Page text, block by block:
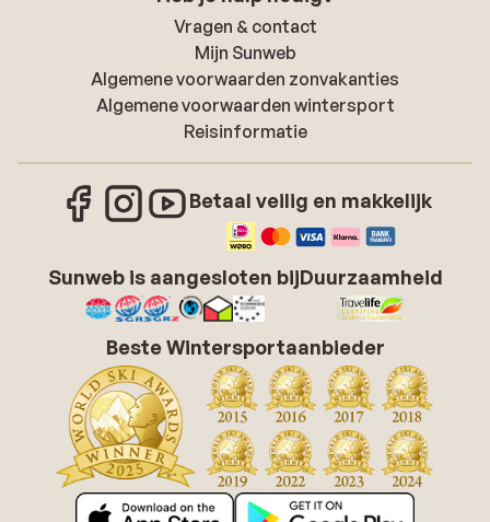
Vragen & contact
Mijn Sunweb
Algemene voorwaarden zonvakanties
Algemene voorwaarden wintersport
Reisinformatie
Betaal veilig en makkelijk
Sunweb is aangesloten bijDuurzaamheid
Beste Wintersportaanbieder